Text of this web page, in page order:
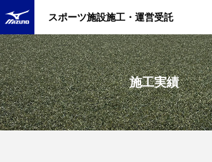
スポーツ施設施工・運営受託
施工実績